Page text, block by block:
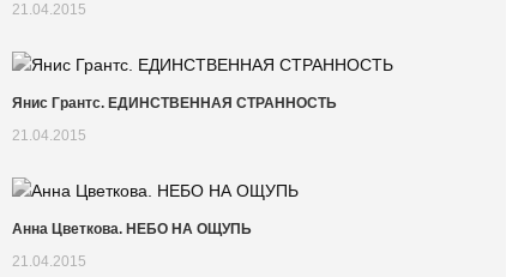
21.04.2015
Янис Грантс. ЕДИНСТВЕННАЯ СТРАННОСТЬ
21.04.2015
Анна Цветкова. НЕБО НА ОЩУПЬ
21.04.2015